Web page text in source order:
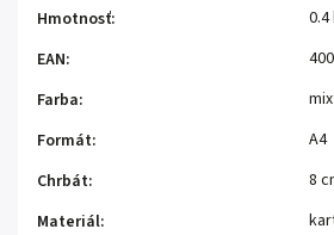
Hmotnosť:
0.4
EAN:
Farba:
mix
Formát:
A4
Chrbát:
8
Materiál: